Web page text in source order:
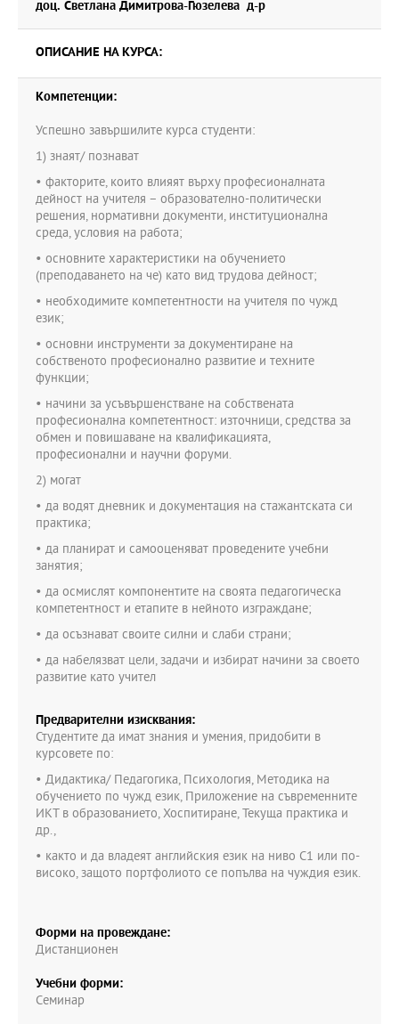
доц. Светлана Димитрова-Гюзелева д-р
ОПИСАНИЕ НА КУРСА:
Компетенции:
Успешно завършилите курса студенти:
1) знаят/ познават
• факторите, които влияят върху професионалната
дейност на учителя – образователно-политически
решения, нормативни документи, институционална
среда, условия на работа;
• основните характеристики на обучението
(преподаването на че) като вид трудова дейност;
• необходимите компетентности на учителя по чужд
език;
• основни инструменти за документиране на
собственото професионално развитие и техните
функции;
• начини за усъвършенстване на собствената
професионална компетентност: източници, средства за
обмен и повишаване на квалификацията,
професионални и научни форуми.
2) могат
• да водят дневник и документация на стажантската си
практика;
• да планират и самооценяват проведените учебни
занятия;
• да осмислят компонентите на своята педагогическа
компетентност и етапите в нейното изграждане;
• да осъзнават своите силни и слаби страни;
• да набелязват цели, задачи и избират начини за своето
развитие като учител
Предварителни изисквания:
Студентите да имат знания и умения, придобити в
курсовете по:
• Дидактика/ Педагогика, Психология, Методика на
обучението по чужд език, Приложение на съвременните
ИКТ в образованието, Хоспитиране, Текуща практика и
др.,
• както и да владеят английския език на ниво С1 или по-
високо, защото портфолиото се попълва на чуждия език.
Форми на провеждане:
Дистанционен
Учебни форми:
Семинар